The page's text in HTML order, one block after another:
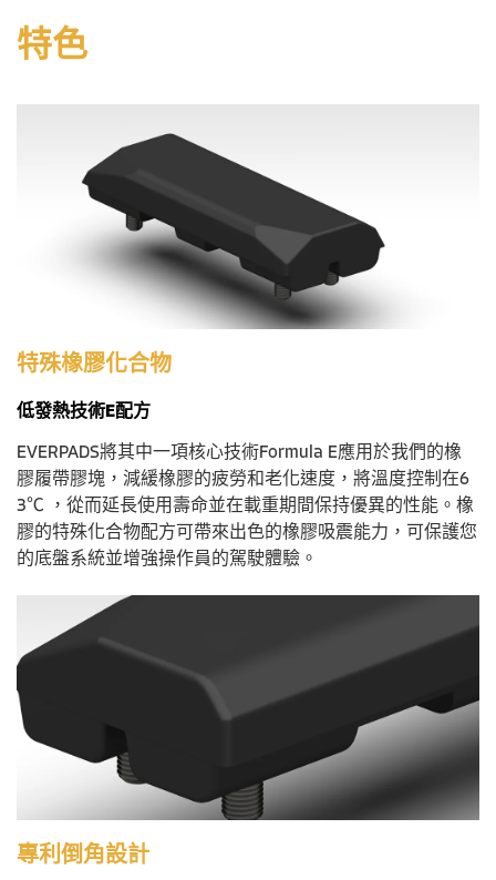
特色
特殊橡膠化合物
低發熱技術E配方
EVERPADS將其中一項核心技術Formula E應用於我們的橡
膠履帶膠塊，減緩橡膠的疲勞和老化速度，將溫度控制在6
3℃ ，從而延長使用壽命並在載重期間保持優異的性能。橡
膠的特殊化合物配方可帶來出色的橡膠吸震能力，可保護您
的底盤系統並增強操作員的駕駛體驗。
專利倒角設計